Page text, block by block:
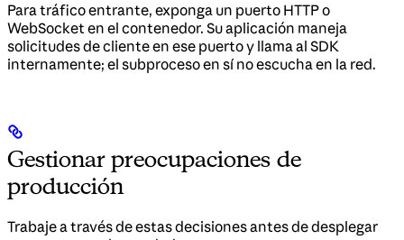
Para tráfico entrante, exponga un puerto HTTP o
WebSocket en el contenedor. Su aplicación maneja
solicitudes de cliente en ese puerto y llama al SDK
internamente; el subproceso en sí no escucha en la red.
Gestionar preocupaciones de
producción
Trabaje a través de estas decisiones antes de desplegar